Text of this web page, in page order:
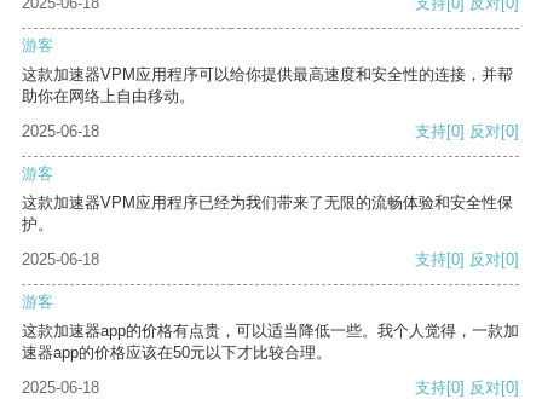
游客
这款加速器VPM应用程序可以给你提供最高速度和安全性的连接，并帮
助你在网络上自由移动。
2025-06-18
支持[0] 反对[0]
游客
这款加速器VPM应用程序已经为我们带来了无限的流畅体验和安全性保
护。
2025-06-18
支持[0] 反对[0]
游客
这款加速器app的价格有点贵，可以适当降低一些。我个人觉得，一款加
速器app的价格应该在50元以下才比较合理。
2025-06-18
支持[0] 反对[0]